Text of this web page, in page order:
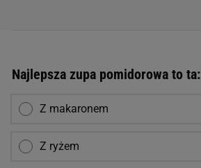
Najlepsza zupa pomidorowa to ta:
Z makaronem
Z ryżem